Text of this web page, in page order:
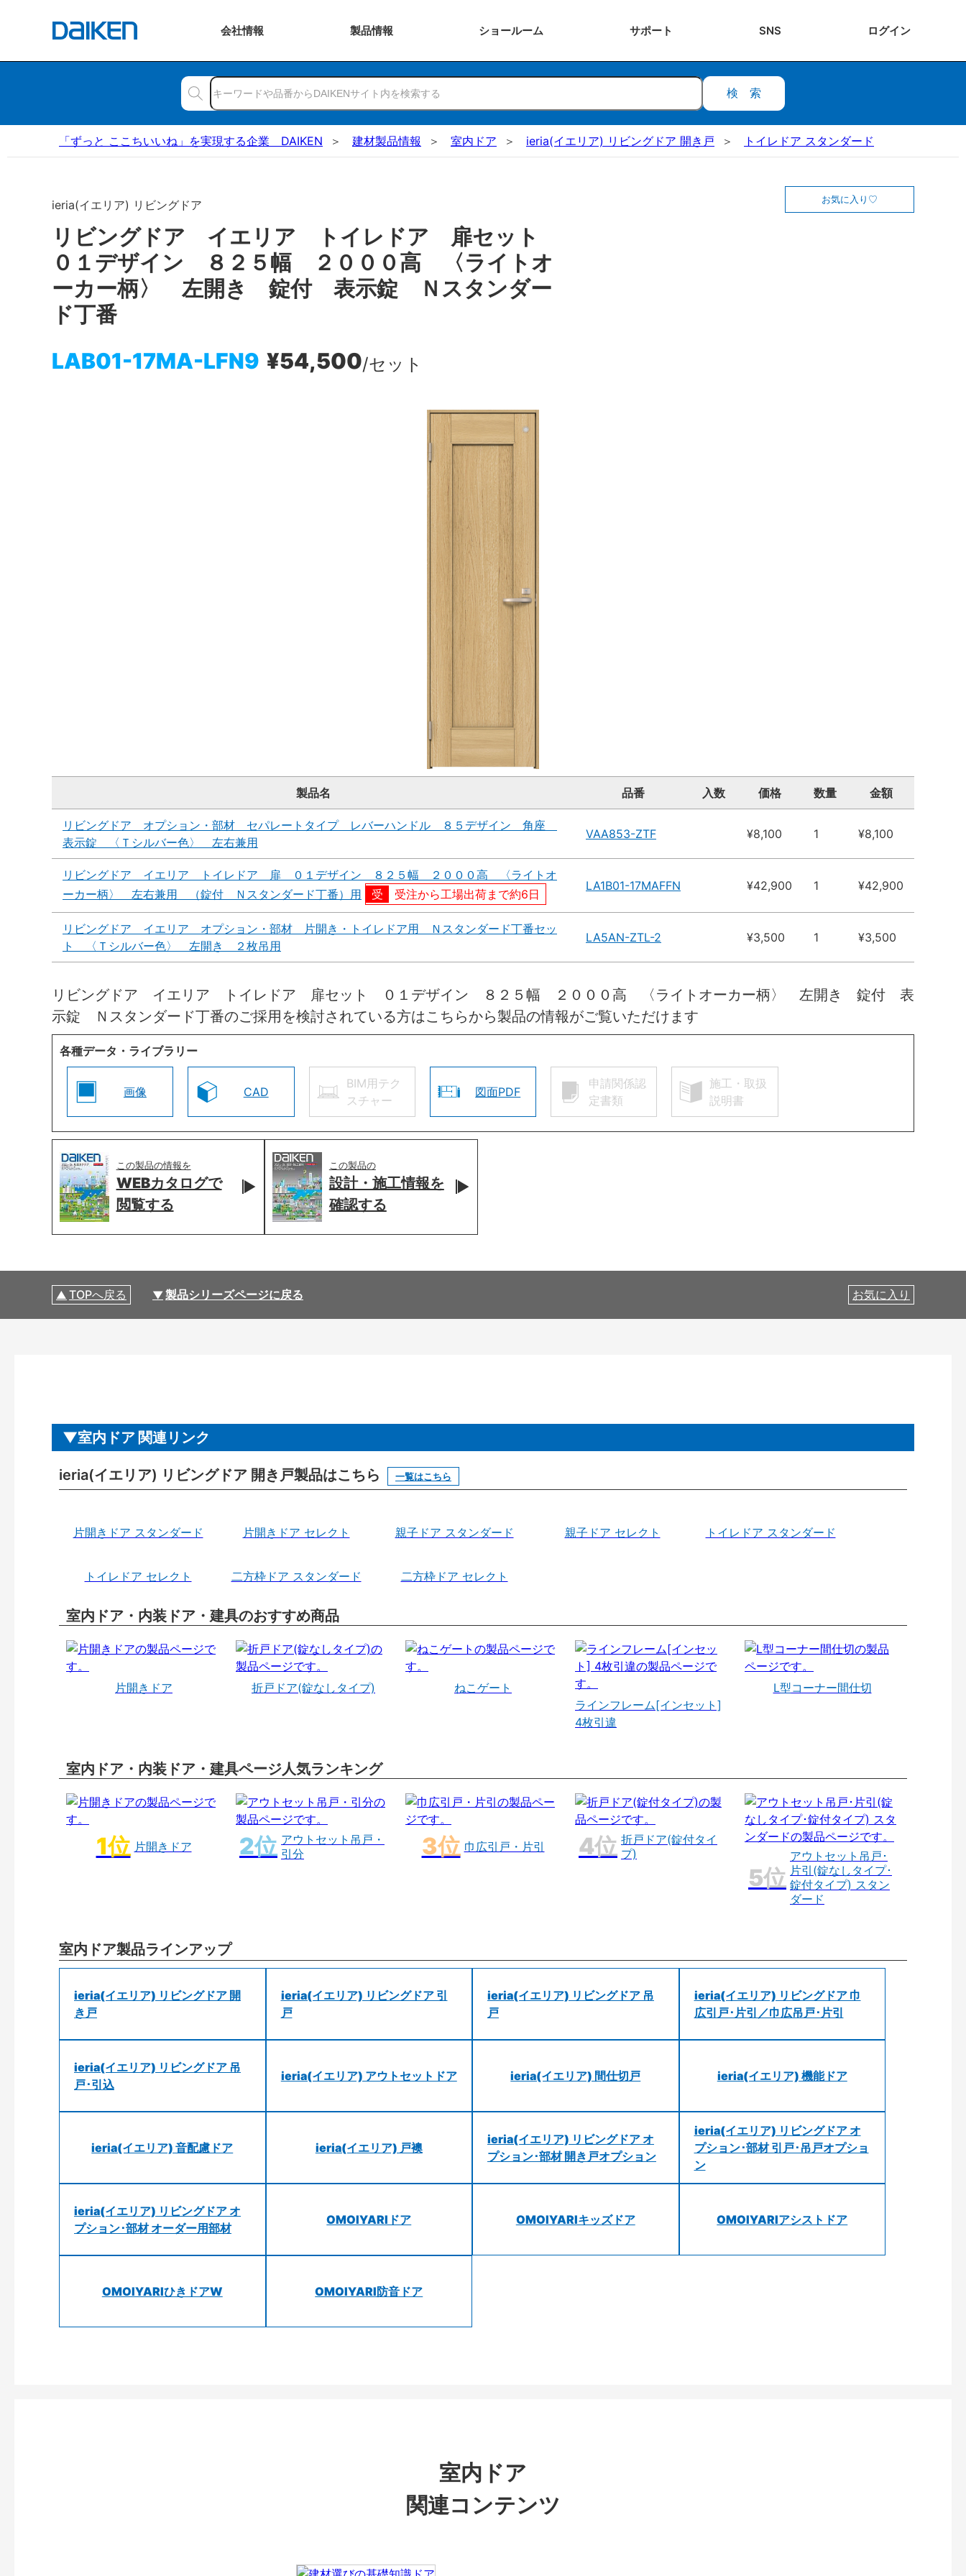
会社情報 製品情報 ショールーム サポート SNS ログイン
検索
「ずっと ここちいいね」を実現する企業 DAIKEN 建材製品情報 室内ドア ieria(イエリア) リビングドア 開き戸 トイレドア スタンダード
ieria(イエリア) リビングドア
リビングドア イエリア トイレドア 扉セット
０１デザイン ８２５幅 ２０００高 〈ライトオ
ーカー柄〉 左開き 錠付 表示錠 Ｎスタンダー
ド丁番
LAB01-17MA-LFN9 ¥54,500/セット
お気に入り
製品名 品番 入数 価格 数量 金額
リビングドア オプション・部材 セパレートタイプ レバーハンドル ８５デザイン 角座
表示錠 〈Ｔシルバー色〉 左右兼用
VAA853-ZTF ¥8,100 1 ¥8,100
リビングドア イエリア トイレドア 扉 ０１デザイン ８２５幅 ２０００高 〈ライトオ
ーカー柄〉 左右兼用 （錠付 Ｎスタンダード丁番）用
受注から工場出荷まで約6日
LA1B01-17MAFFN ¥42,900 1 ¥42,900
リビングドア イエリア オプション・部材 片開き・トイレドア用 Ｎスタンダード丁番セッ
ト 〈Ｔシルバー色〉 左開き ２枚吊用
LA5AN-ZTL-2 ¥3,500 1 ¥3,500
リビングドア イエリア トイレドア 扉セット ０１デザイン ８２５幅 ２０００高 〈ライトオーカー柄〉 左開き 錠付 表
示錠 Ｎスタンダード丁番のご採用を検討されている方はこちらから製品の情報がご覧いただけます
各種データ・ライブラリー
画像 CAD
BIM用テク
スチャー
図面PDF
申請関係認
定書類
施工・取扱
説明書
この製品の情報を
WEBカタログで
閲覧する
この製品の
設計・施工情報を
確認する
TOPへ戻る 製品シリーズページに戻る お気に入り
室内ドア 関連リンク
ieria(イエリア) リビングドア 開き戸製品はこちら 一覧はこちら
片開きドア スタンダード 片開きドア セレクト 親子ドア スタンダード 親子ドア セレクト トイレドア スタンダード
トイレドア セレクト 二方枠ドア スタンダード 二方枠ドア セレクト
室内ドア・内装ドア・建具のおすすめ商品
片開きドア 折戸ドア(錠なしタイプ)
ねこゲート
ラインフレーム[インセット]
4枚引違
L型コーナー間仕切
室内ドア・内装ドア・建具ページ人気ランキング
片開きドア
アウトセット吊戸・
引分
巾広引戸・片引
折戸ドア(錠付タイ
プ)
アウトセット吊戸･
片引(錠なしタイプ･
錠付タイプ) スタン
ダード
室内ドア製品ラインアップ
ieria(イエリア) リビングドア 開
き戸
ieria(イエリア) リビングドア 引
戸
ieria(イエリア) リビングドア 吊
戸
ieria(イエリア) リビングドア 巾
広引戸･片引／巾広吊戸･片引
ieria(イエリア) リビングドア 吊
戸･引込
ieria(イエリア) アウトセットドア ieria(イエリア) 間仕切戸 ieria(イエリア) 機能ドア
ieria(イエリア) 音配慮ドア ieria(イエリア) 戸襖
ieria(イエリア) リビングドア オ
プション･部材 開き戸オプション
ieria(イエリア) リビングドア オ
プション･部材 引戸･吊戸オプショ
ン
ieria(イエリア) リビングドア オ
プション･部材 オーダー用部材
OMOIYARIドア OMOIYARIキッズドア OMOIYARIアシストドア
OMOIYARIひきドアW OMOIYARI防音ドア
室内ドア
関連コンテンツ